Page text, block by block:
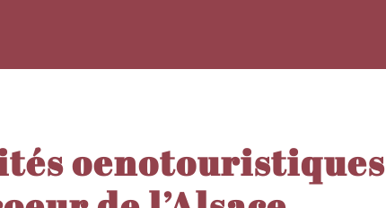
oenotouristiques